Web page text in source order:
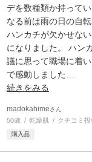
デを数種類か持って
なる前は雨の日の自
ハンカチが欠かせな
になりました。 ハン
議に思って職場に着
で感動しました
続きをみる
madokahimeさん
50歳 乾燥肌 クチコミ
購入品